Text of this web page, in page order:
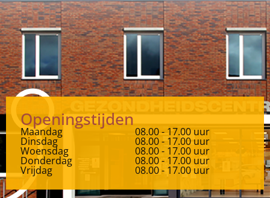
Openingstijden
Maandag 08.00 - 17.00 uur
Dinsdag 08.00 - 17.00 uur
Woensdag 08.00 - 17.00 uur
Donderdag 08.00 - 17.00 uur
Vrijdag 08.00 - 17.00 uur